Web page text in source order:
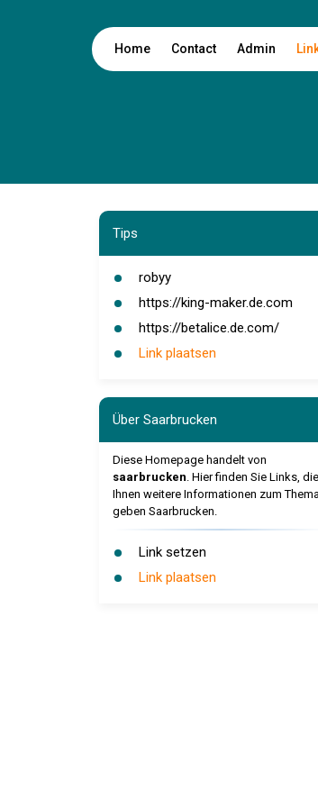
Home Contact Admin
Tips
robyy
https://king-maker.de.com
https://betalice.de.com/
Link plaatsen
Über Saarbrucken
Diese Homepage handelt von
saarbrucken. Hier finden Sie Links, die
Ihnen weitere Informationen zum
geben Saarbrucken.
Link setzen
Link plaatsen